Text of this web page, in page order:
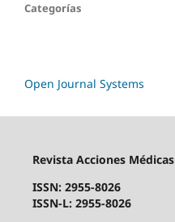
Categorías
Open Journal Systems
Revista Acciones Médicas
ISSN: 2955-8026
ISSN-L: 2955-8026